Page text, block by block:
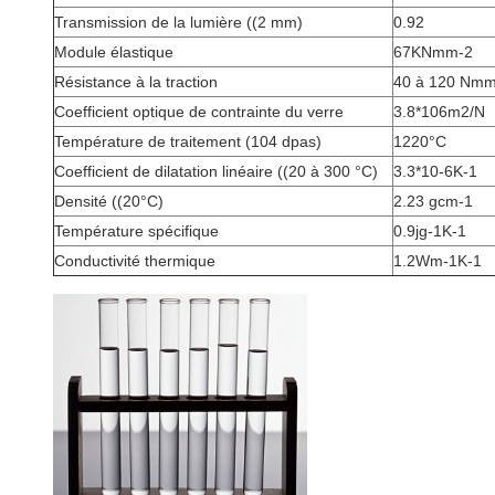
Transmission de la lumière ((2 mm)
0.92
Module élastique
67KNmm-2
Résistance à la traction
40 à 120
Coefficient optique de contrainte du verre
3.8*106m2/N
Température de traitement (104 dpas)
1220°C
Coefficient de dilatation linéaire ((20 à 300 °C)
3.3*10-6K-1
Densité ((20°C)
2.23 gcm-1
Température spécifique
0.9jg-1K-1
Conductivité thermique
1.2Wm-1K-1